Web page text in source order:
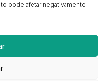
pode afetar negativamente